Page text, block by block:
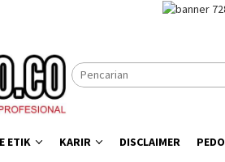
ETIK KARIR DISCLAIMER